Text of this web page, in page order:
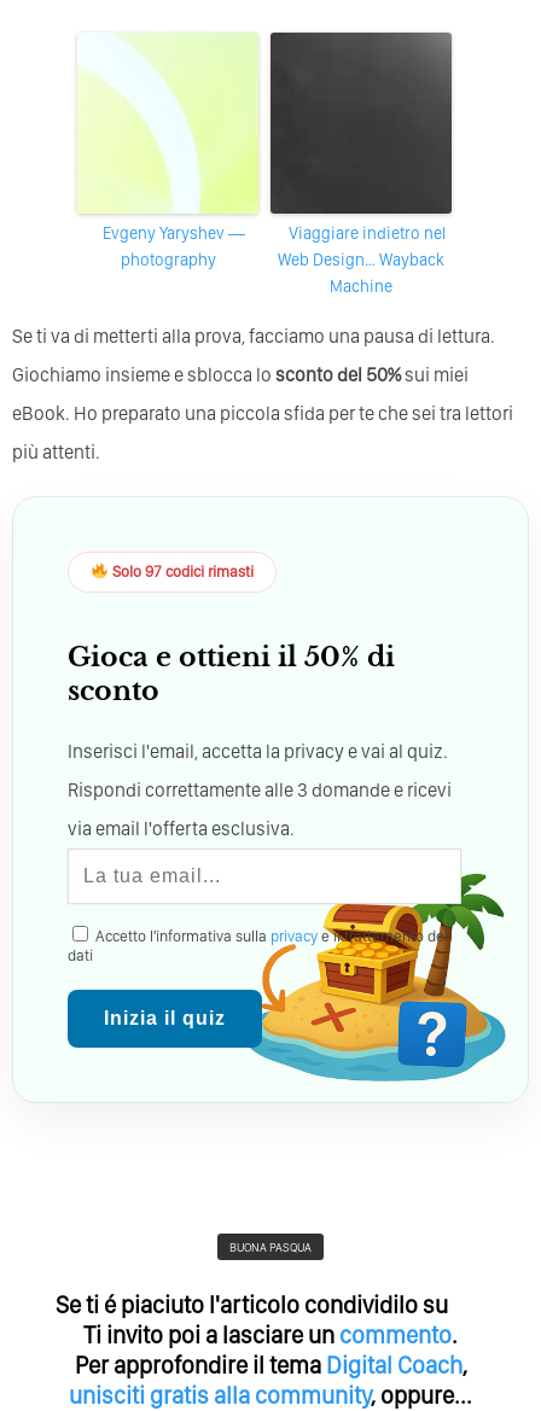
Evgeny Yaryshev —
photography
Viaggiare indietro nel
Web Design… Wayback
Machine
Se ti va di metterti alla prova, facciamo una pausa di lettura.
Giochiamo insieme e sblocca lo sconto del 50%sui miei
eBook. Ho preparato una piccola sfida per te che sei tra lettori
più attenti.
Solo 97 codici rimasti
Gioca e ottieni il 50% di
sconto
Inserisci l'email, accetta la privacy e vai al quiz.
Rispondi correttamente alle 3 domande e ricevi
via email l'offerta esclusiva.
Accetto l'informativa sulla privacy e il trattamento dei
dati
Inizia il quiz
BUONA PASQUA
Se ti é piaciuto l'articolo condividilo su
Ti invito poi a lasciare un commento.
Per approfondire il tema Digital Coach,
unisciti gratis alla community, oppure...